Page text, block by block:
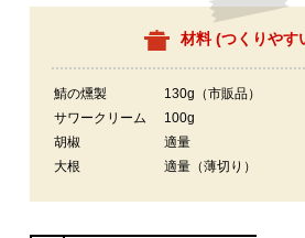
材料 (つくりやす
鯖の燻製
130g（市販品）
サワークリーム
100g
胡椒
適量
大根
適量（薄切り）